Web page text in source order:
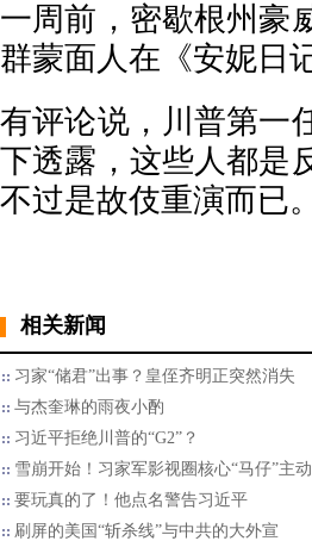
一周前，密歇根州豪
群蒙面人在《安妮日
有评论说，川普第一
下透露，这些人都是
不过是故伎重演而已。
相关新闻
习家“储君”出事？皇侄齐明正突然消失
与杰奎琳的雨夜小酌
习近平拒绝川普的“G2”？
雪崩开始！习家军影视圈核心“马仔”主
要玩真的了！他点名警告习近平
刷屏的美国“斩杀线”与中共的大外宣